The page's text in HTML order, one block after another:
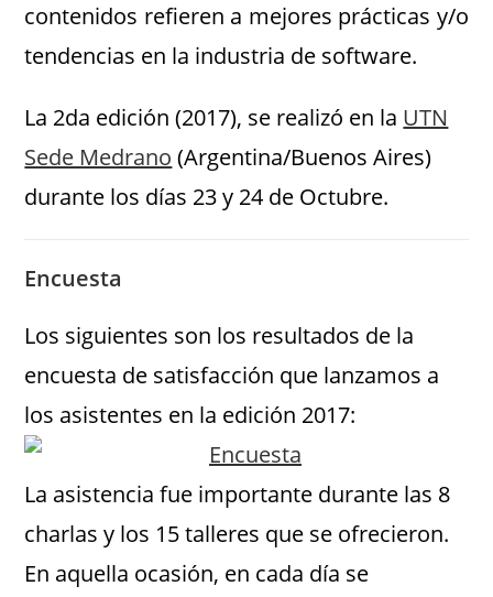
contenidos refieren a mejores prácticas y/o
tendencias en la industria de software.
La 2da edición (2017), se realizó en la UTN
Sede Medrano (Argentina/Buenos Aires)
durante los días 23 y 24 de Octubre.
Encuesta
Los siguientes son los resultados de la
encuesta de satisfacción que lanzamos a
los asistentes en la edición 2017:
La asistencia fue importante durante las 8
charlas y los 15 talleres que se ofrecieron.
En aquella ocasión, en cada día se